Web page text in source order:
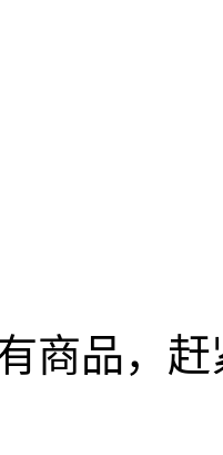
商品，